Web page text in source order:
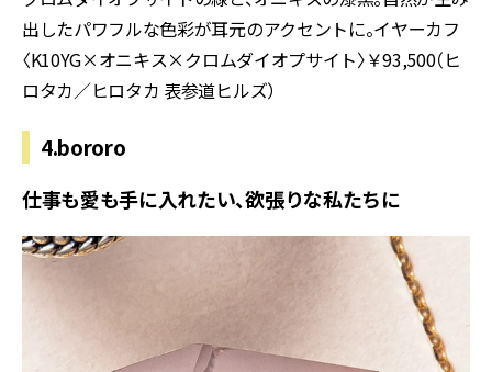
出したパワフルな色彩が耳元のアクセントに。イヤーカフ
〈K10YG×オニキス×クロムダイオプサイト〉￥93,500（ヒ
ロタカ／ヒロタカ 表参道ヒルズ）
4.bororo
仕事も愛も手に入れたい、欲張りな私たちに